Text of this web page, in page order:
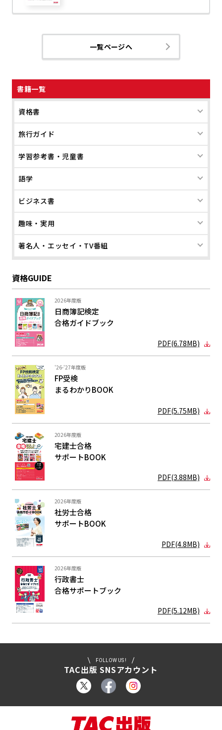
書籍一覧
資格書
旅行ガイド
学習参考書・児童書
語学
ビジネス書
趣味・実用
著名人・エッセイ・TV番組
資格GUIDE
2026年度版
日商簿記検定
合格ガイドブック
PDF(6.78MB)
'26-'27年度版
FP受検
まるわかりBOOK
PDF(5.75MB)
2026年度版
宅建士合格
サポートBOOK
PDF(3.88MB)
2026年度版
社労士合格
サポートBOOK
PDF(4.8MB)
2026年度版
行政書士
合格サポートブック
PDF(5.12MB)
一覧ページへ
FOLLOW US !
TAC出版 SNSアカウント